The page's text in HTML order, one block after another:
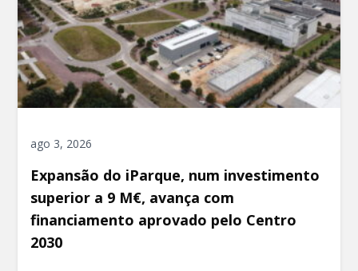
ago 3, 2026
Expansão do iParque, num investimento
superior a 9 M€, avança com
financiamento aprovado pelo Centro
2030